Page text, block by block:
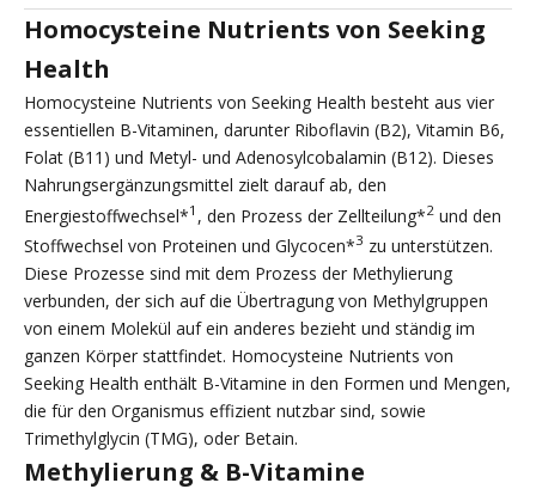
Homocysteine Nutrients von Seeking
Health
Homocysteine Nutrients von Seeking Health besteht aus vier
essentiellen B-Vitaminen, darunter Riboflavin (B2), Vitamin B6,
Folat (B11) und Metyl- und Adenosylcobalamin (B12). Dieses
Nahrungsergänzungsmittel zielt darauf ab, den
Energiestoffwechsel*1 , den Prozess der Zellteilung*2 und den
Stoffwechsel von Proteinen und Glycocen*3 zu unterstützen.
Diese Prozesse sind mit dem Prozess der Methylierung
verbunden, der sich auf die Übertragung von Methylgruppen
von einem Molekül auf ein anderes bezieht und ständig im
ganzen Körper stattfindet. Homocysteine Nutrients von
Seeking Health enthält B-Vitamine in den Formen und Mengen,
die für den Organismus effizient nutzbar sind, sowie
Trimethylglycin (TMG), oder Betain.
Methylierung & B-Vitamine